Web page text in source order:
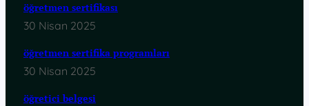
öğretmen sertifikası
30 Nisan 2025
öğretmen sertifika programları
30 Nisan 2025
öğretici belgesi